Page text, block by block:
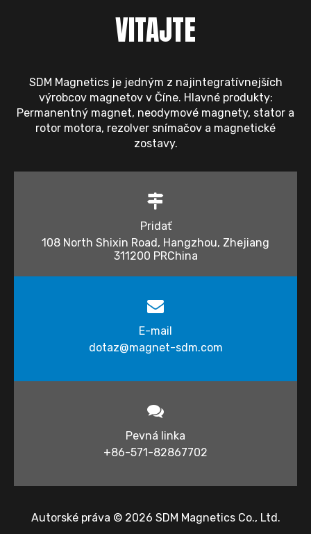
VITAJTE
SDM Magnetics je jedným z najintegratívnejších
výrobcov magnetov v Číne. Hlavné produkty:
Permanentný magnet, neodymové magnety, stator a
rotor motora, rezolver snímačov a magnetické
zostavy.
Pridať
108 North Shixin Road, Hangzhou, Zhejiang
311200 PRChina
E-mail
dotaz@magnet-sdm.com​​​​​​​​
Pevná linka
+86-571-82867702
Autorské práva © 2026 ​​​​​ SDM Magnetics Co., Ltd.